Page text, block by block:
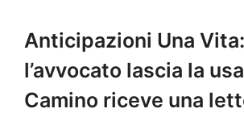
Anticipazioni Una Vita:
l’avvocato lascia la
Camino riceve una